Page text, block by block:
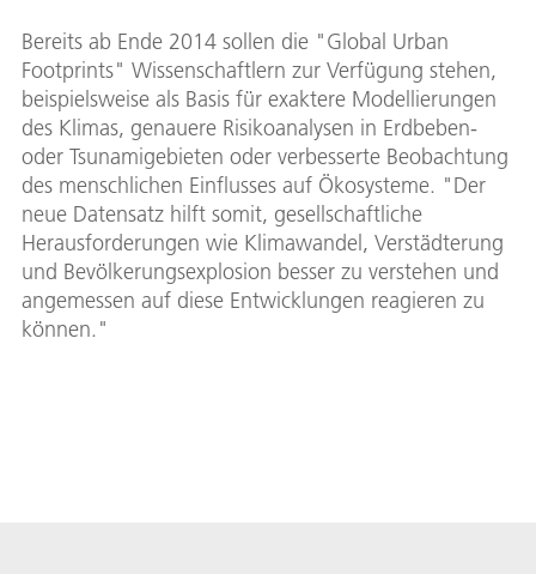
Bereits ab Ende 2014 sollen die "Global Urban
Footprints" Wissenschaftlern zur Verfügung stehen,
beispielsweise als Basis für exaktere Modellierungen
des Klimas, genauere Risikoanalysen in Erdbeben-
oder Tsunamigebieten oder verbesserte Beobachtung
des menschlichen Einflusses auf Ökosysteme. "Der
neue Datensatz hilft somit, gesellschaftliche
Herausforderungen wie Klimawandel, Verstädterung
und Bevölkerungsexplosion besser zu verstehen und
angemessen auf diese Entwicklungen reagieren zu
können."